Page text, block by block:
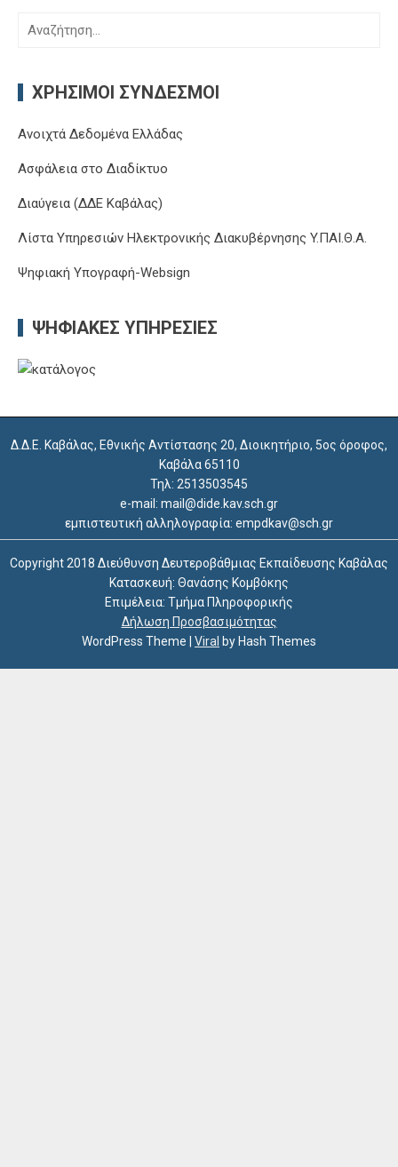
Αναζήτηση
ΧΡΉΣΙΜΟΙ ΣΎΝΔΕΣΜΟΙ
Ανοιχτά Δεδομένα Ελλάδας
Ασφάλεια στο Διαδίκτυο
Διαύγεια (ΔΔΕ Καβάλας)
Λίστα Υπηρεσιών Ηλεκτρονικής Διακυβέρνησης Y.ΠΑΙ.Θ.Α.
Ψηφιακή Υπογραφή-Websign
ΨΗΦΙΑΚΈΣ ΥΠΗΡΕΣΊΕΣ
Δ.Δ.Ε. Καβάλας, Εθνικής Αντίστασης 20, Διοικητήριο, 5ος όροφος,
Καβάλα 65110
Τηλ: 2513503545
e-mail: mail@dide.kav.sch.gr
εμπιστευτική αλληλογραφία: empdkav@sch.gr
Copyright 2018 Διεύθυνση Δευτεροβάθμιας Εκπαίδευσης Καβάλας
Κατασκευή: Θανάσης Κομβόκης
Επιμέλεια: Τμήμα Πληροφορικής
Δήλωση Προσβασιμότητας
WordPress Theme
Viral by Hash Themes